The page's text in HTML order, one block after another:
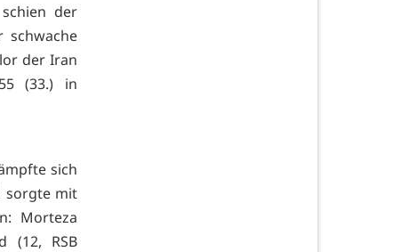
der
schwache
der Iran
(33.) in
sich
sorgte mit
Morteza
(12, RSB